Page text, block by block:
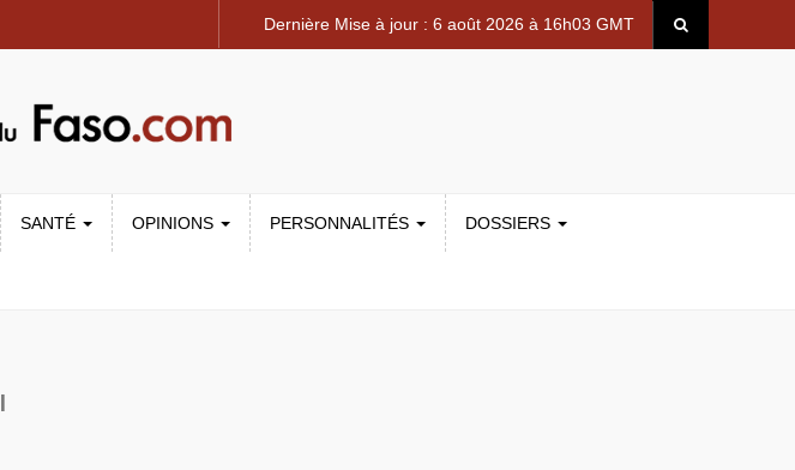
Dernière Mise à jour : 6 août 2026 à 16h03 GMT
SANTÉ OPINIONS PERSONNALITÉS DOSSIERS